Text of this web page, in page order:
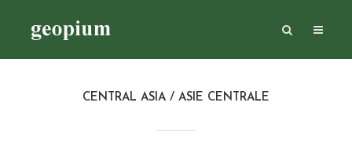
CENTRAL ASIA / ASIE CENTRALE